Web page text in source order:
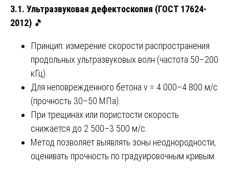
3.1. Ультразвуковая дефектоскопия (ГОСТ 17624-
2012) 🎵
Принцип: измерение скорости распространения
продольных ультразвуковых волн (частота 50–200
кГц).
Для неповрежденного бетона v = 4 000–4 800 м/с
(прочность 30–50 МПа).
При трещинах или пористости скорость
снижается до 2 500–3 500 м/с.
Метод позволяет выявлять зоны неоднородности,
оценивать прочность по градуировочным кривым.